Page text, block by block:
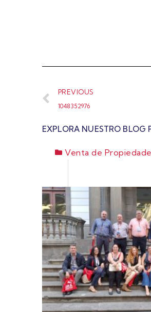
PREVIOUS
1048352976
EXPLORA NUESTRO BLOG
Venta de